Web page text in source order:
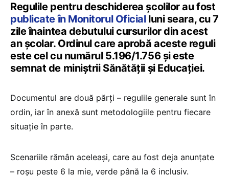
Regulile pentru deschiderea școlilor au fost
publicate în Monitorul Oficialluni seara, cu 7
zile înaintea debutului cursurilor din acest
an școlar. Ordinul care aprobă aceste reguli
este cel cu numărul 5.196/1.756 și este
semnat de miniștrii Sănătății și Educației.
Documentul are două părți – regulile generale sunt în
ordin, iar în anexă sunt metodologiile pentru fiecare
situație în parte.
Scenariile rămân aceleași, care au fost deja anunțate
– roșu peste 6 la mie, verde până la 6 inclusiv.